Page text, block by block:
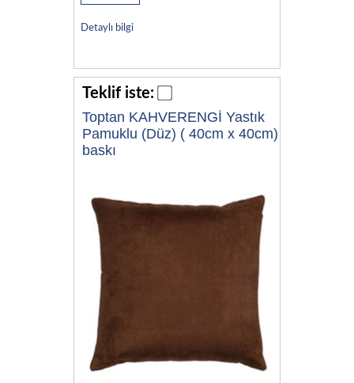
Detaylı bilgi
Teklif iste:
Toptan KAHVERENGİ Yastık
Pamuklu (Düz) ( 40cm x 40cm)
baskı